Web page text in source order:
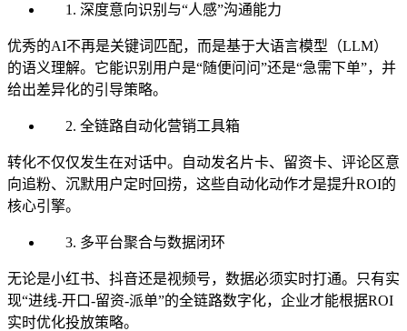
深度意向识别与“人感”沟通能力
优秀的AI不再是关键词匹配，而是基于大语言模型（LLM）
的语义理解。它能识别用户是“随便问问”还是“急需下单”，并
给出差异化的引导策略。
全链路自动化营销工具箱
转化不仅仅发生在对话中。自动发名片卡、留资卡、评论区意
向追粉、沉默用户定时回捞，这些自动化动作才是提升ROI的
核心引擎。
多平台聚合与数据闭环
无论是小红书、抖音还是视频号，数据必须实时打通。只有实
现“进线-开口-留资-派单”的全链路数字化，企业才能根据ROI
实时优化投放策略。